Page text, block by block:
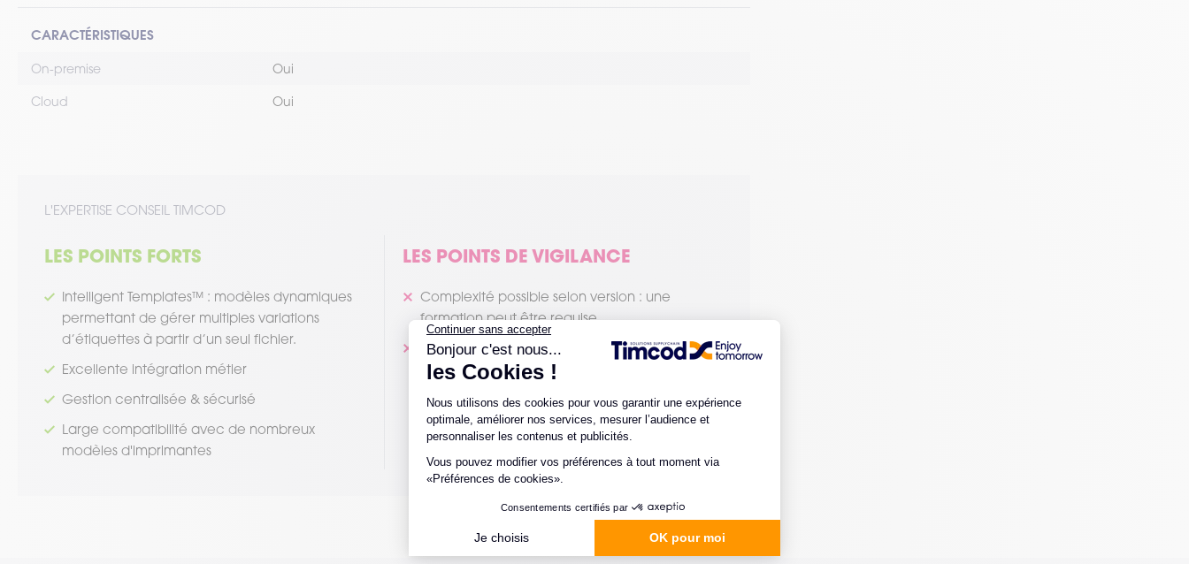
CARACTÉRISTIQUES
On-premise Oui
Cloud Oui
L'EXPERTISE CONSEIL TIMCOD
LES POINTS FORTS
Intelligent Templates™ : modèles dynamiques
permettant de gérer multiples variations
d’étiquettes à partir d’un seul fichier.
Excellente intégration métier
Gestion centralisée & sécurisé
Large compatibilité avec de nombreux
modèles d'imprimantes
LES POINTS DE VIGILANCE
Complexité possible selon version : une
formation peut être requise
La version cloud nécessite une connexion
stable